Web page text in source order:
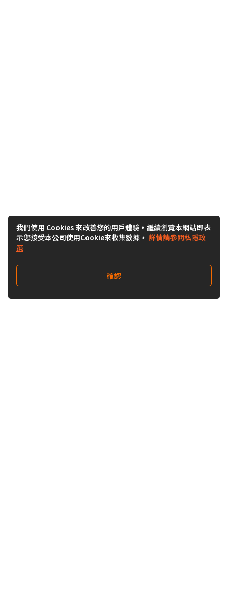
我們使用 Cookies 來改善您的用戶體驗，繼續瀏覽本網站即表
示您接受本公司使用Cookie來收集數據， 詳情請參閱私隱政
策
確認